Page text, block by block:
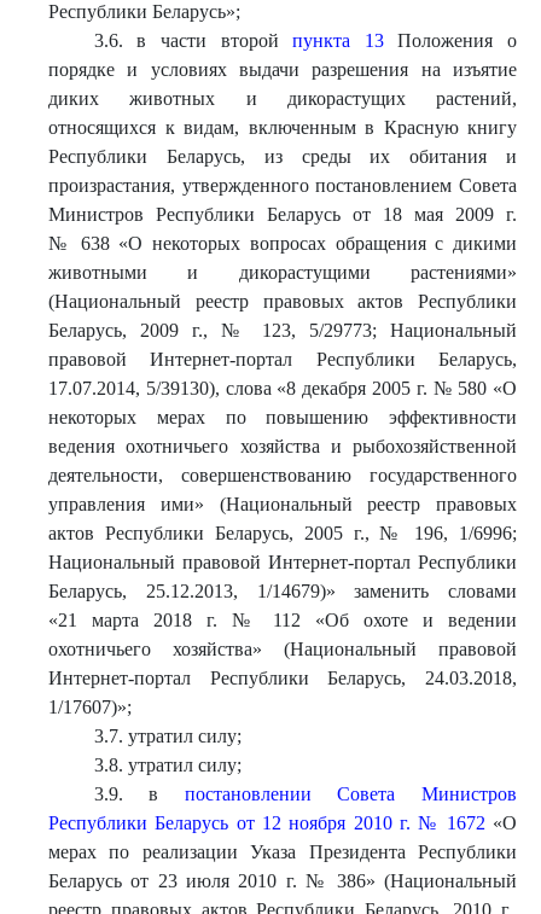
Республики Беларусь»;
3.6. в части второйпункта 13Положения о
порядке и условиях выдачи разрешения на изъятие
диких животных и дикорастущих растений,
относящихся к видам, включенным в Красную книгу
Республики Беларусь, из среды их обитания и
произрастания, утвержденного постановлением Совета
Министров Республики Беларусь от 18 мая 2009 г.
№ 638 «О некоторых вопросах обращения с дикими
животными и дикорастущими растениями»
(Национальный реестр правовых актов Республики
Беларусь, 2009 г., № 123, 5/29773; Национальный
правовой Интернет-портал Республики Беларусь,
17.07.2014, 5/39130), слова «8 декабря 2005 г. № 580 «О
некоторых мерах по повышению эффективности
ведения охотничьего хозяйства и рыбохозяйственной
деятельности, совершенствованию государственного
управления ими» (Национальный реестр правовых
актов Республики Беларусь, 2005 г., № 196, 1/6996;
Национальный правовой Интернет-портал Республики
Беларусь, 25.12.2013, 1/14679)» заменить словами
«21 марта 2018 г. № 112 «Об охоте и ведении
охотничьего хозяйства» (Национальный правовой
Интернет-портал Республики Беларусь, 24.03.2018,
1/17607)»;
3.7. утратил силу;
3.8. утратил силу;
3.9. в постановлении Совета Министров
Республики Беларусь от 12 ноября 2010 г. № 1672 «О
мерах по реализации Указа Президента Республики
Беларусь от 23 июля 2010 г. № 386» (Национальный
реестр правовых актов Республики Беларусь, 2010 г.,